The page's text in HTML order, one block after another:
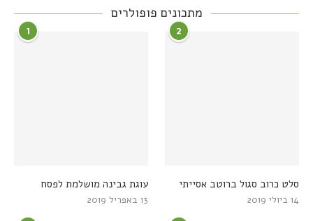
מתכונים פופולרים
1
עוגת גבינה מושלמת לפסח
13 באפריל 2019
2
סלט כרוב סגול ברוטב אסייתי
14 ביולי 2019